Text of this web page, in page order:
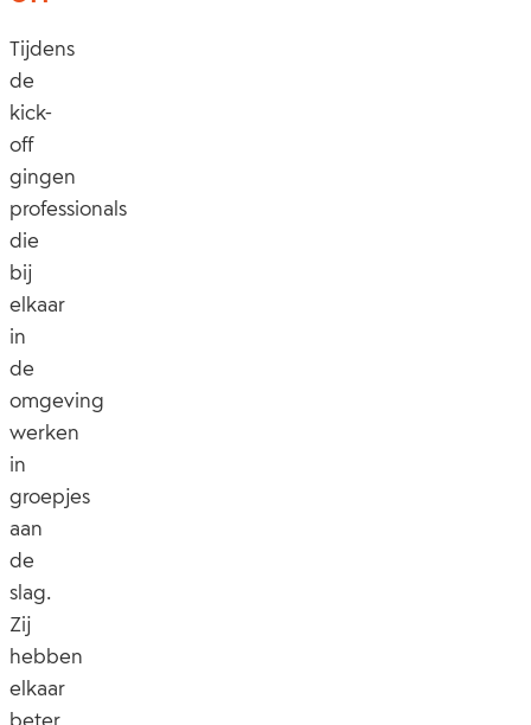
Tijdens
de
kick-
off
gingen
professionals
die
bij
elkaar
in
de
omgeving
werken
in
groepjes
aan
de
slag.
Zij
hebben
elkaar